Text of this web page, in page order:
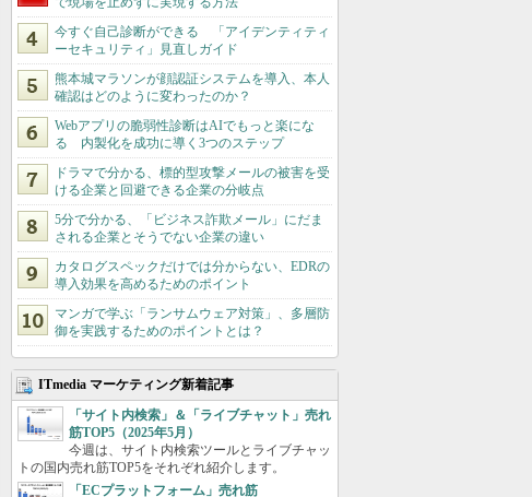
今すぐ自己診断ができる 「アイデンティティ
ーセキュリティ」見直しガイド
熊本城マラソンが顔認証システムを導入、本人
確認はどのように変わったのか？
Webアプリの脆弱性診断はAIでもっと楽にな
る 内製化を成功に導く3つのステップ
ドラマで分かる、標的型攻撃メールの被害を受
ける企業と回避できる企業の分岐点
5分で分かる、「ビジネス詐欺メール」にだま
される企業とそうでない企業の違い
カタログスペックだけでは分からない、EDRの
導入効果を高めるためのポイント
マンガで学ぶ「ランサムウェア対策」、多層防
御を実践するためのポイントとは？
ITmedia マーケティング新着記事
「サイト内検索」＆「ライブチャット」売れ
筋TOP5（2025年5月）
今週は、サイト内検索ツールとライブチャッ
トの国内売れ筋TOP5をそれぞれ紹介します。
「ECプラットフォーム」売れ筋